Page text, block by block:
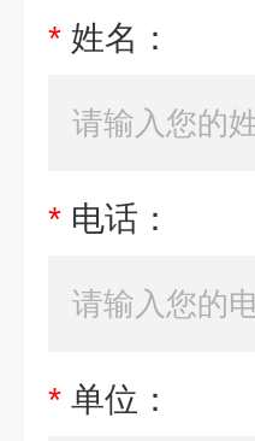
* 姓名：
* 电话：
* 单位：